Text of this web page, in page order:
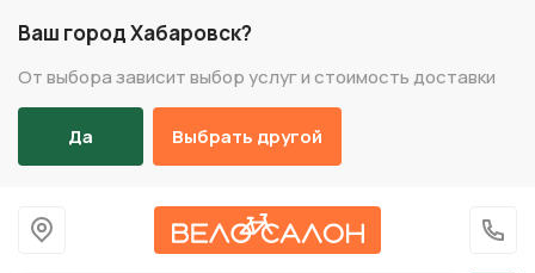
Ваш город Хабаровск?
От выбора зависит выбор услуг и стоимость доставки
Да Выбрать другой
На главную
+7